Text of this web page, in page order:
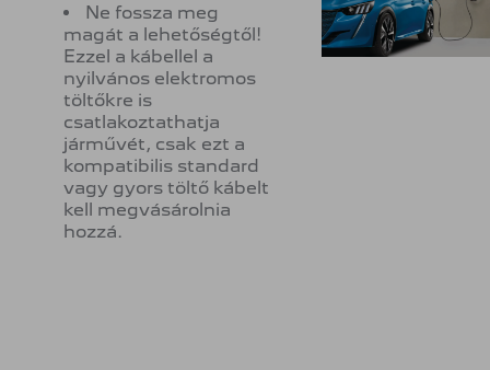
Ne fossza meg
magát a lehetőségtől!
Ezzel a kábellel a
nyilvános elektromos
töltőkre is
csatlakoztathatja
járművét, csak ezt a
kompatibilis standard
vagy gyors töltő kábelt
kell megvásárolnia
hozzá.